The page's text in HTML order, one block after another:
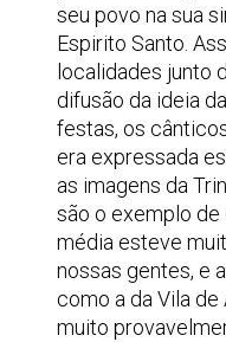
seu povo na sua
Espirito Santo.
localidades junto
difusão da ideia
festas, os
era expressada
as imagens da
são o exemplo
média esteve
nossas gentes, e
como a da Vila
muito